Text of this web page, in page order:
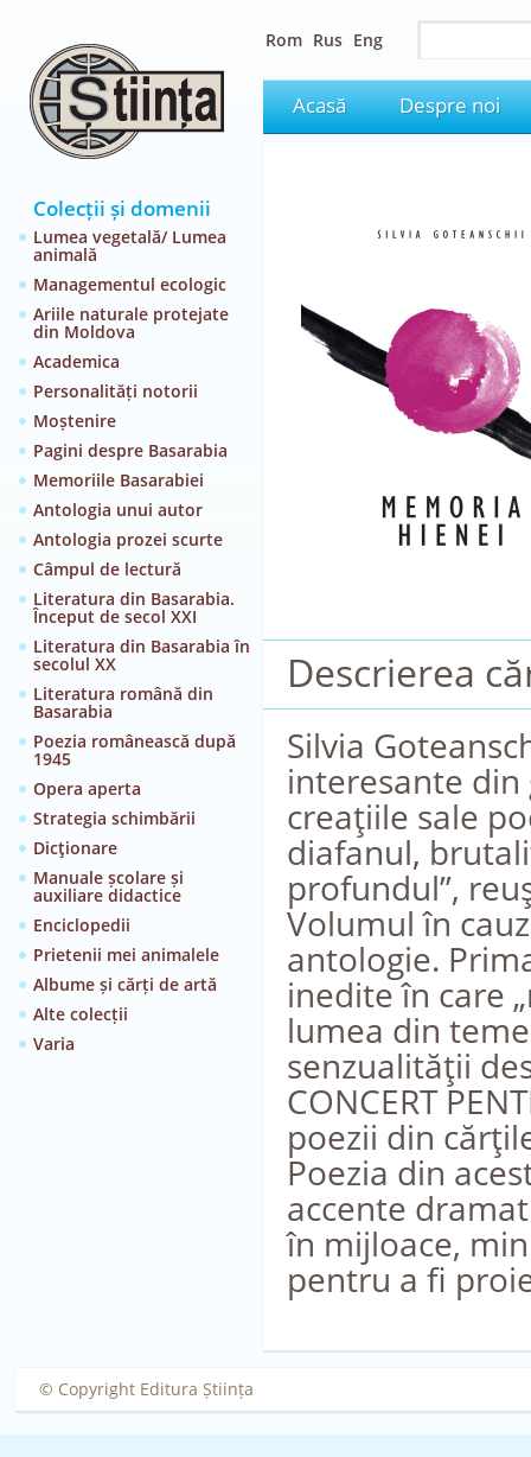
Colecții și domenii
Lumea vegetală/ Lumea
animală
Managementul ecologic
Ariile naturale protejate
din Moldova
Academica
Personalități notorii
Moștenire
Pagini despre Basarabia
Memoriile Basarabiei
Antologia unui autor
Antologia prozei scurte
Câmpul de lectură
Literatura din Basarabia.
Început de secol XXI
Literatura din Basarabia în
secolul XX
Literatura română din
Basarabia
Poezia românească după
1945
Opera aperta
Strategia schimbării
Dicţionare
Manuale școlare și
auxiliare didactice
Enciclopedii
Prietenii mei animalele
Albume și cărți de artă
Alte colecții
Varia
Rom Rus Eng
Acasă Despre noi
Descrierea
Silvia
interesante din
creaţiile sale
diafanul,
profundul”,
Volumul în
antologie.
inedite în care
lumea din
senzualităţii
CONCERT
poezii din
Poezia din
accente
în mijloace,
pentru a fi
© Copyright Editura Știința